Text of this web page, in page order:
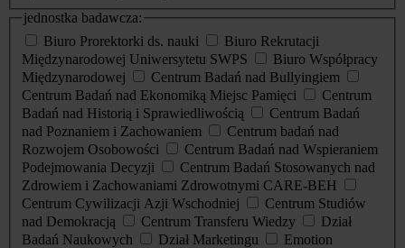
jednostka badawcza:
Biuro Prorektorki ds. nauki
Biuro Rekrutacji
Międzynarodowej Uniwersytetu SWPS
Biuro Współpracy
Międzynarodowej
Centrum Badań nad Bullyingiem
Centrum Badań nad Ekonomiką Miejsc Pamięci
Centrum
Badań nad Historią i Sprawiedliwością
Centrum Badań
nad Poznaniem i Zachowaniem
Centrum badań nad
Rozwojem Osobowości
Centrum Badań nad Wspieraniem
Podejmowania Decyzji
Centrum Badań Stosowanych nad
Zdrowiem i Zachowaniami Zdrowotnymi CARE-BEH
Centrum Cywilizacji Azji Wschodniej
Centrum Studiów
nad Demokracją
Centrum Transferu Wiedzy
Dział
Badań Naukowych
Dział Marketingu
Emotion